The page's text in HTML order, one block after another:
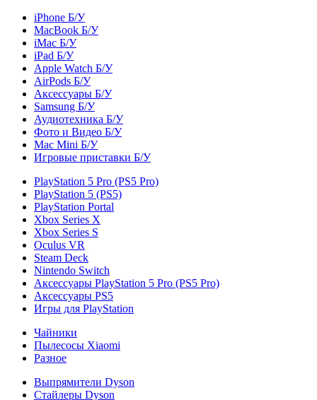
iPhone Б/У
MacBook Б/У
iMac Б/У
iPad Б/У
Apple Watch Б/У
AirPods Б/У
Аксессуары Б/У
Samsung Б/У
Аудиотехника Б/У
Фото и Видео Б/У
Mac Mini Б/У
Игровые приставки Б/У
PlayStation 5 Pro (PS5 Pro)
PlayStation 5 (PS5)
PlayStation Portal
Xbox Series X
Xbox Series S
Oculus VR
Steam Deck
Nintendo Switch
Аксессуары PlayStation 5 Pro (PS5 Pro)
Аксессуары PS5
Игры для PlayStation
Чайники
Пылесосы Xiaomi
Разное
Выпрямители Dyson
Стайлеры Dyson